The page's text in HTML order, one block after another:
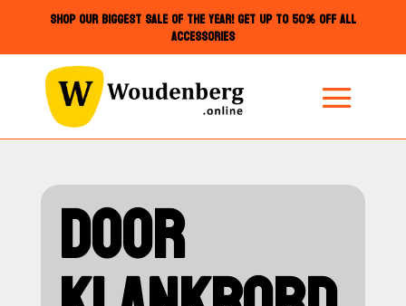
SHOP OUR BIGGEST SALE OF THE YEAR! GET UP TO 50% OFF ALL
ACCESSORIES
DOOR